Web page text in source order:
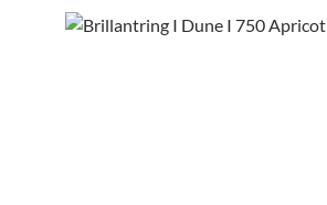
Bildergalerie überspringen